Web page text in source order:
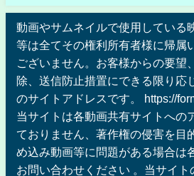
動画やサムネイルで使用している
等は全てその権利所有者様に帰属
ございません。お客様からの要望
除、送信防止措置にできる限り応
のサイトアドレスです。 https://
当サイトは各動画共有サイトへの
ておりません、著作権の侵害を目
め込み動画等に問題がある場合は
お問い合わせください 。当サイト